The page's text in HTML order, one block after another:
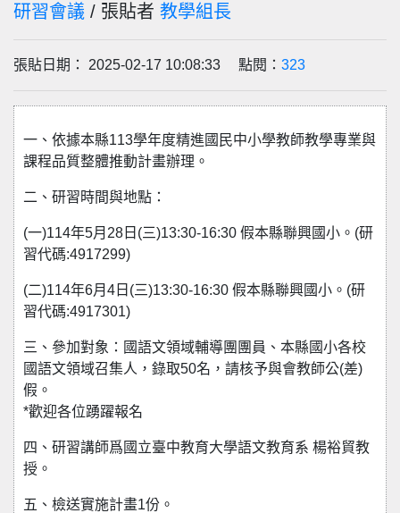
研習會議 / 張貼者 教學組長
張貼日期： 2025-02-17 10:08:33 點閱： 323
一、依據本縣113學年度精進國民中小學教師教學專業與
課程品質整體推動計畫辦理。
二、研習時間與地點：
(一)114年5月28日(三)13:30-16:30 假本縣聯興國小。(研
習代碼:4917299)
(二)114年6月4日(三)13:30-16:30 假本縣聯興國小。(研
習代碼:4917301)
三、參加對象：國語文領域輔導團團員、本縣國小各校
國語文領域召集人，錄取50名，請核予與會教師公(差)
假。
*歡迎各位踴躍報名
四、研習講師爲國立臺中教育大學語文教育系 楊裕貿教
授。
五、檢送實施計畫1份。